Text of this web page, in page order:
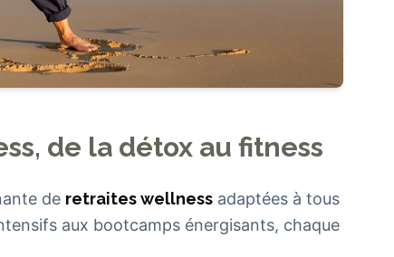
de la détox au fitness
de retraites wellness adaptées à tous
aux bootcamps énergisants, chaque